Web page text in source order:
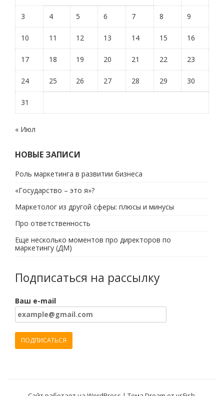
3 4 5 6 7 8 9
10 11 12 13 14 15 16
17 18 19 20 21 22 23
24 25 26 27 28 29 30
31
« Июл
НОВЫЕ ЗАПИСИ
Роль маркетинга в развитии бизнеса
«Государство – это я»?
Маркетолог из другой сферы: плюсы и минусы
Про ответственность
Еще несколько моментов про директоров по
маркетингу (ДМ)
Подписаться на рассылку
Ваш e-mail